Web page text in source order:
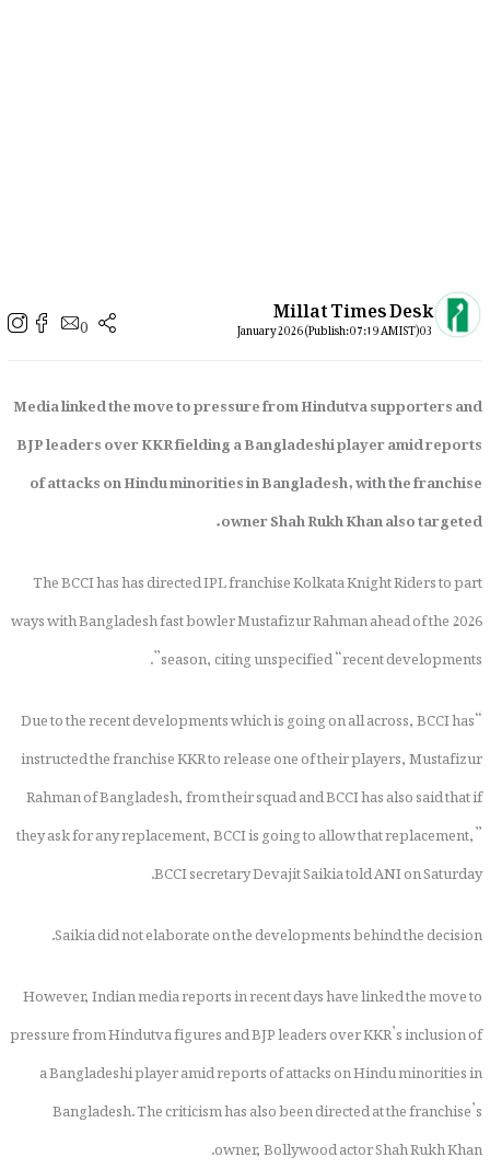
Millat Times Desk
03 January 2026 (Publish: 07:19 AM IST)
0
Media linked the move to pressure from Hindutva supporters and
BJP leaders over KKR fielding a Bangladeshi player amid reports
of attacks on Hindu minorities in Bangladesh, with the franchise
owner Shah Rukh Khan also targeted.
The BCCI has has directed IPL franchise Kolkata Knight Riders to part
ways with Bangladesh fast bowler Mustafizur Rahman ahead of the 2026
season, citing unspecified “recent developments”.
“Due to the recent developments which is going on all across, BCCI has
instructed the franchise KKR to release one of their players, Mustafizur
Rahman of Bangladesh, from their squad and BCCI has also said that if
they ask for any replacement, BCCI is going to allow that replacement,”
BCCI secretary Devajit Saikia told ANI on Saturday.
Saikia did not elaborate on the developments behind the decision.
However, Indian media reports in recent days have linked the move to
pressure from Hindutva figures and BJP leaders over KKR’s inclusion of
a Bangladeshi player amid reports of attacks on Hindu minorities in
Bangladesh. The criticism has also been directed at the franchise’s
owner, Bollywood actor Shah Rukh Khan.